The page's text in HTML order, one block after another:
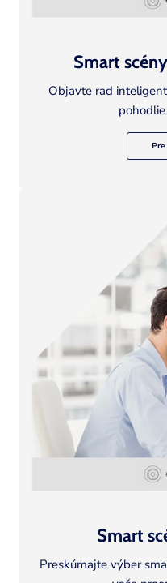
Smart
Objavte rad
Pre
Smart
Preskúmajte výber